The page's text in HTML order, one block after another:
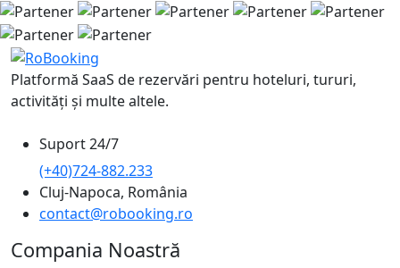
Platformă SaaS de rezervări pentru hoteluri, tururi,
activități și multe altele.
Suport 24/7
(+40)724-882.233
Cluj-Napoca, România
contact@robooking.ro
Compania Noastră